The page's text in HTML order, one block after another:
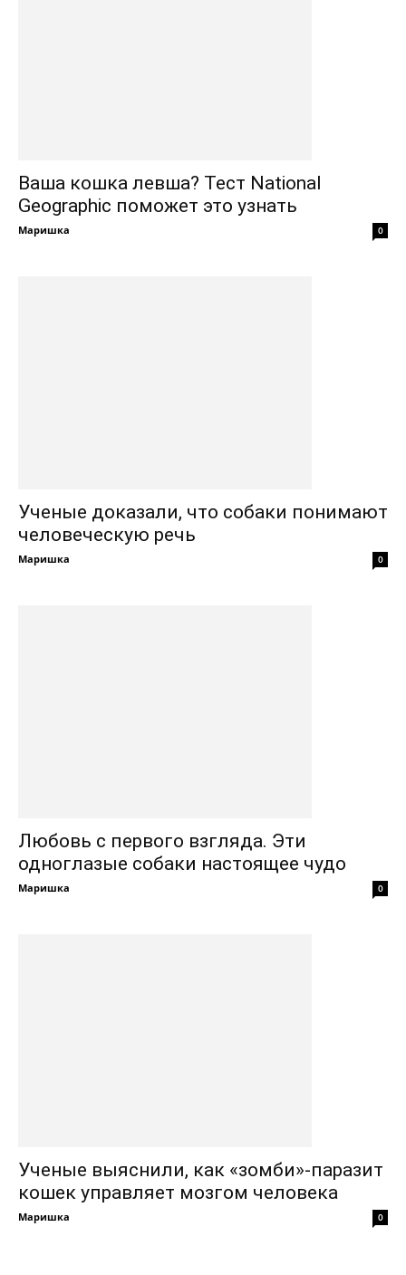
Ваша кошка левша? Тест National
Geographic поможет это узнать
Маришка 0
Ученые доказали, что собаки понимают
человеческую речь
Маришка 0
Любовь с первого взгляда. Эти
одноглазые собаки настоящее чудо
Маришка 0
Ученые выяснили, как «зомби»-паразит
кошек управляет мозгом человека
Маришка 0